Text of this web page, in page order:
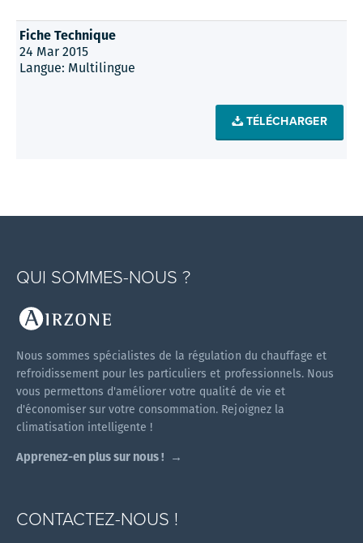
Fiche Technique
24 Mar 2015
Langue: Multilingue
TÉLÉCHARGER
QUI SOMMES-NOUS ?
Nous sommes spécialistes de la régulation du chauffage et
refroidissement pour les particuliers et professionnels. Nous
vous permettons d'améliorer votre qualité de vie et
d'économiser sur votre consommation. Rejoignez la
climatisation intelligente !
Apprenez-en plus sur nous !
CONTACTEZ-NOUS !